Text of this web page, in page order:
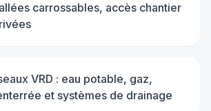
carrossables, accès chantier
VRD : eau potable, gaz,
et systèmes de drainage